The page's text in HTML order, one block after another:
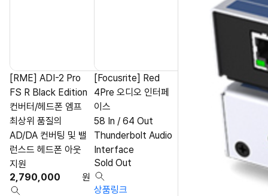
[RME] ADI-2 Pro
FS R Black Edition
컨버터/헤드폰 엠프
최상위 품질의
AD/DA 컨버팅 및 밸
런스드 헤드폰 아웃
지원
2,790,000
원
[Focusrite] Red
4Pre 오디오 인터페
이스
58 In / 64 Out
Thunderbolt Audio
Interface
Sold Out
상품링크